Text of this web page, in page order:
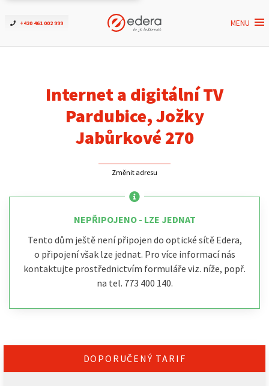
+420 461 002 999 MENU
Ověřit dostupnost
ČEZNET TV
Podpora
Internet a digitální TV
Pardubice, Jožky
Jabůrkové 270
Změnit adresu
NEPŘIPOJENO - LZE JEDNAT
Tento dům ještě není připojen do optické sítě Edera,
o připojení však lze jednat. Pro více informací nás
kontaktujte prostřednictvím formuláře viz. níže, popř.
na tel. 773 400 140.
DOPORUČENÝ TARIF